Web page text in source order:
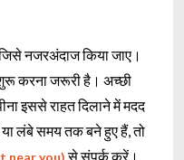
जिसे नजरअंदाज किया जाए।
करना जरूरी है। अच्छी
इससे राहत दिलाने में मदद
लंबे समय तक बने हुए हैं, तो
near you)से संपर्क करें।